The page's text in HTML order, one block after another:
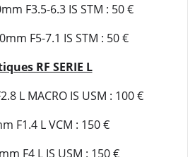
F3.5-6.3 IS STM : 50 €
F5-7.1 IS STM : 50 €
RF SERIE L
L MACRO IS USM : 100 €
F1.4 L VCM : 150 €
F4 L IS USM : 150 €